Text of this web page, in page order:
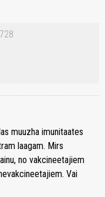
muuzha imunitaates
laagam. Mirs
no vakcineetajiem
Vai